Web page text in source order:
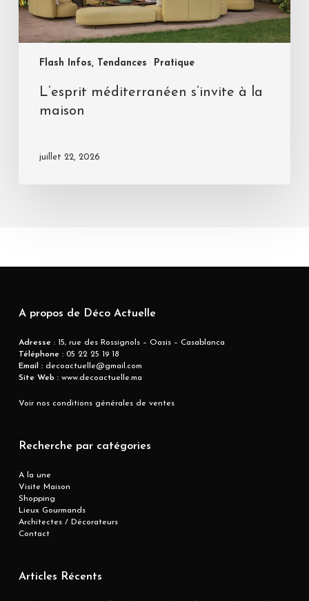
Flash Infos, Tendances Pratique
L’esprit méditerranéen s’invite à la
maison
juillet 22, 2026
A propos de Déco Actuelle
Adresse : 15, rue des Rossignols – Oasis – Casablanca
Téléphone :05 22 25 19 18
Email :decoactuelle@gmail.com
Site Web :www.decoactuelle.ma
Voir nos conditions générales de ventes
Recherche par catégories
A la une
Visite Maison
Shopping
Lieux Gourmands
Architectes / Décorateurs
Contact
Articles Récents